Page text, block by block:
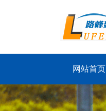
网站首页